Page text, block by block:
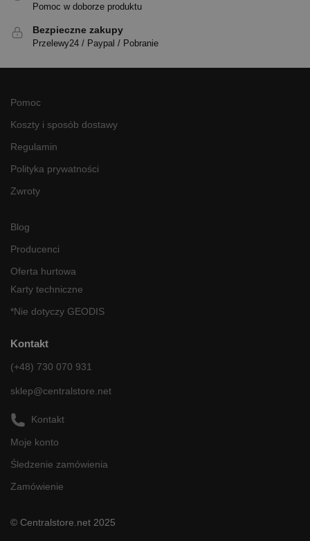
Pomoc w doborze produktu
Bezpieczne zakupy
Przelewy24 / Paypal / Pobranie
Pomoc
Koszty i sposób dostawy
Regulamin
Polityka prywatności
Zwroty
Blog
Producenci
Oferta hurtowa
Karty techniczne
*Nie dotyczy GEODIS
Kontakt
(+48) 730 070 931
sklep@centralstore.net
Kontakt
Moje konto
Śledzenie zamówienia
Zamówienie
© Centralstore.net 2025